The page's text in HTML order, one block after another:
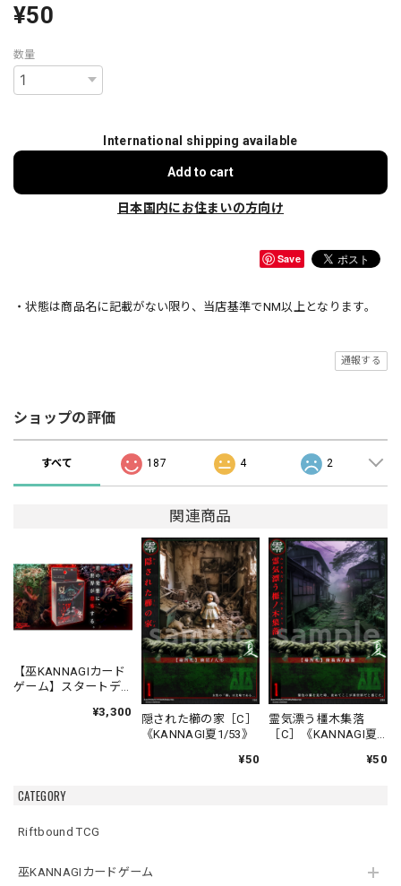
CATEGORY
Riftbound TCG
巫KANNAGIカードゲーム
¥50
数量
International shipping available
Add to cart
日本国内にお住まいの方向け
Save
・状態は商品名に記載がない限り、当店基準でNM以上となります。
通報する
ショップの評価
すべて 187 4 2
関連商品
【巫KANNAGIカード
ゲーム】スタートデ
¥3,300
隠された櫛の家［C］
《KANNAGI夏1/53》
¥50
霊気漂う橿木集落
［C］《KANNAGI夏
¥50